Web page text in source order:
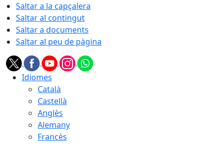
Saltar a la capçalera
Saltar al contingut
Saltar a documents
Saltar al peu de pàgina
Idiomes
Català
Castellà
Anglès
Alemany
Francès